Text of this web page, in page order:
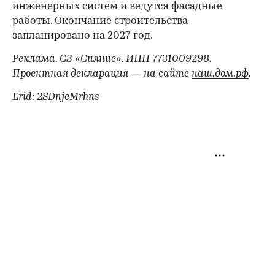
инженерных систем и ведутся фасадные
работы. Окончание строительства
запланировано на 2027 год.
Реклама. СЗ «Сияние». ИНН 7731009298.
Проектная декларация — на сайте наш.дом.рф.
Erid: 2SDnjeMrhns